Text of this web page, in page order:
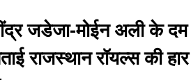
जडेजा-मोईन अली के दम
राजस्थान रॉयल्स की